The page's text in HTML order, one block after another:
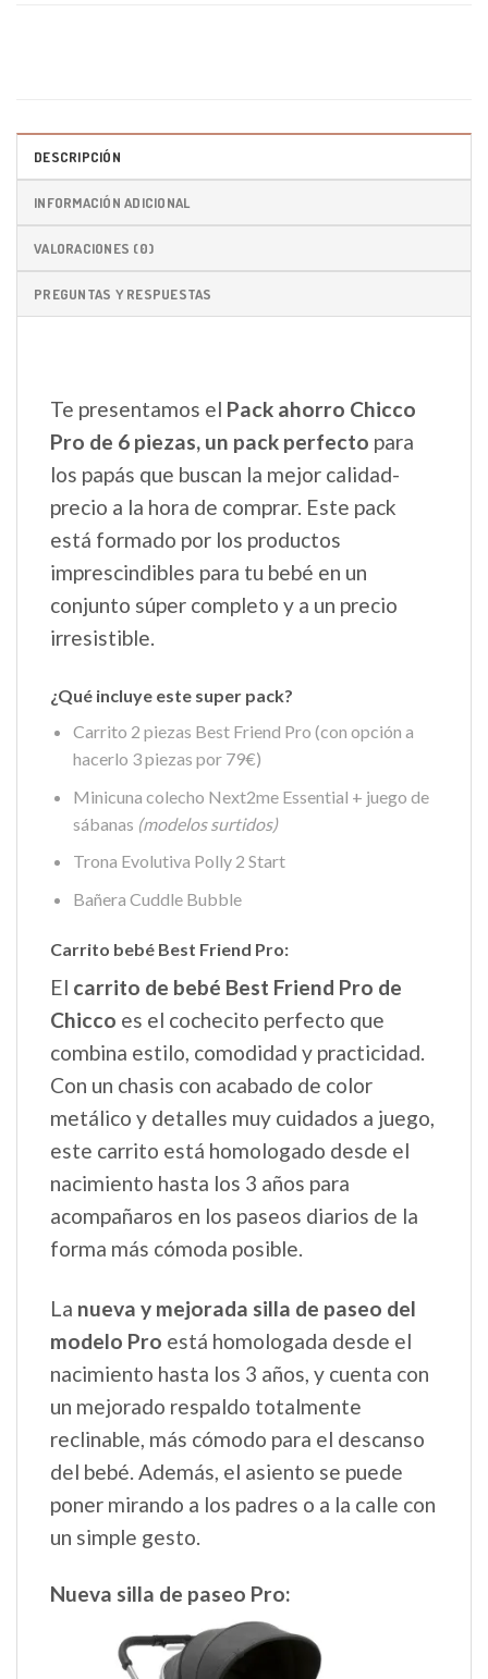
DESCRIPCIÓN
INFORMACIÓN ADICIONAL
VALORACIONES (0)
PREGUNTAS Y RESPUESTAS
Te presentamos el Pack ahorro Chicco
Pro de 6 piezas, un pack perfecto para
los papás que buscan la mejor calidad-
precio a la hora de comprar. Este pack
está formado por los productos
imprescindibles para tu bebé en un
conjunto súper completo y a un precio
irresistible.
¿Qué incluye este super pack?
Carrito 2 piezas Best Friend Pro (con opción a
hacerlo 3 piezas por 79€)
Minicuna colecho Next2me Essential + juego de
sábanas (modelos surtidos)
Trona Evolutiva Polly 2 Start
Bañera Cuddle Bubble
Carrito bebé Best Friend Pro:
El carrito de bebé Best Friend Pro de
Chicco es el cochecito perfecto que
combina estilo, comodidad y practicidad.
Con un chasis con acabado de color
metálico y detalles muy cuidados a juego,
este carrito está homologado desde el
nacimiento hasta los 3 años para
acompañaros en los paseos diarios de la
forma más cómoda posible.
La nueva y mejorada silla de paseo del
modelo Pro está homologada desde el
nacimiento hasta los 3 años, y cuenta con
un mejorado respaldo totalmente
reclinable, más cómodo para el descanso
del bebé. Además, el asiento se puede
poner mirando a los padres o a la calle con
un simple gesto.
Nueva silla de paseo Pro: